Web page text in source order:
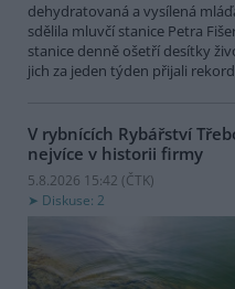
dehydratovaná a vysílená
sdělila mluvčí stanice Petra
stanice denně ošetří desítky
jich za jeden týden přijali
V rybnících Rybářství
nejvíce v historii firmy
5.8.2026 15:42 (ČTK)
Diskuse: 2